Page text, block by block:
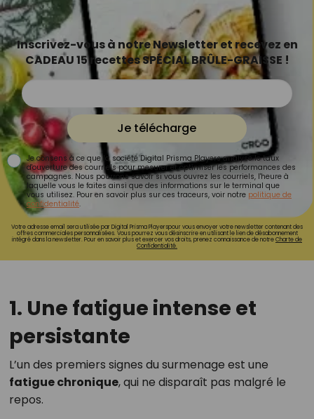
Inscrivez-vous à notre Newsletter et recevez en
CADEAU 15 recettes SPÉCIAL BRÛLE-GRAISSE !
Je télécharge
Je consens à ce que la société Digital Prisma Players analyse le taux
d'ouverture des courriels pour mesurer et optimiser les performances des
campagnes. Nous pourrons savoir si vous ouvrez les courriels, l'heure à
laquelle vous le faites ainsi que des informations sur le terminal que
vous utilisez. Pour en savoir plus sur ces traceurs, voir notre politique de
confidentialité.
Votre adresse email sera utilisée par Digital Prisma Playerspour vous envoyer votre newsletter contenant des
offres commerciales personnalisées. Vous pourrez vous désinscrire en utilisant le lien de désabonnement
intégré dans la newsletter. Pour en savoir plus et exercer vos droits, prenez connaissance de notreCharte de
Confidentialité.
1. Une fatigue intense et
persistante
L’un des premiers signes du surmenage est une
fatigue chronique, qui ne disparaît pas malgré le
repos.